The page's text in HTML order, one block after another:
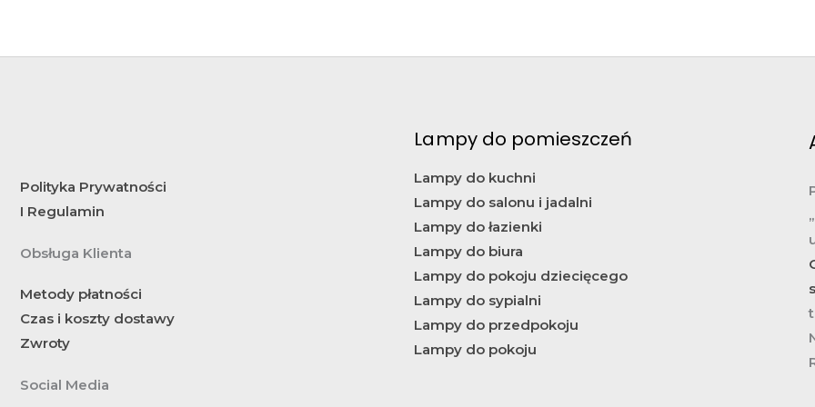
Polityka Prywatności
I Regulamin
Obsługa Klienta
Metody płatności
Czas i koszty dostawy
Zwroty
Social Media
Lampy do pomieszczeń
Lampy do kuchni
Lampy do salonu i jadalni
Lampy do łazienki
Lampy do biura
Lampy do pokoju dziecięcego
Lampy do sypialni
Lampy do przedpokoju
Lampy do pokoju